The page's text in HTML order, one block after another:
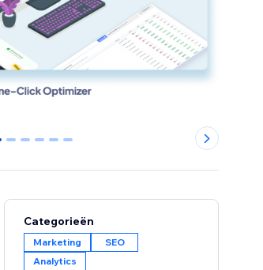
1 2 3 4 5
Categorieën
Marketing
SEO
Analytics